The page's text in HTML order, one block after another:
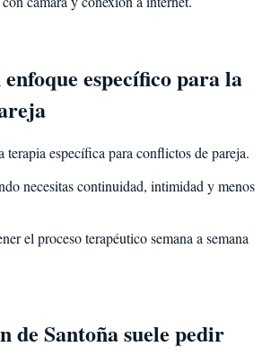
específico para la
terapia específica para conflictos de pareja.
necesitas continuidad, intimidad y menos
el proceso terapéutico semana a semana
de Santoñasuele pedir